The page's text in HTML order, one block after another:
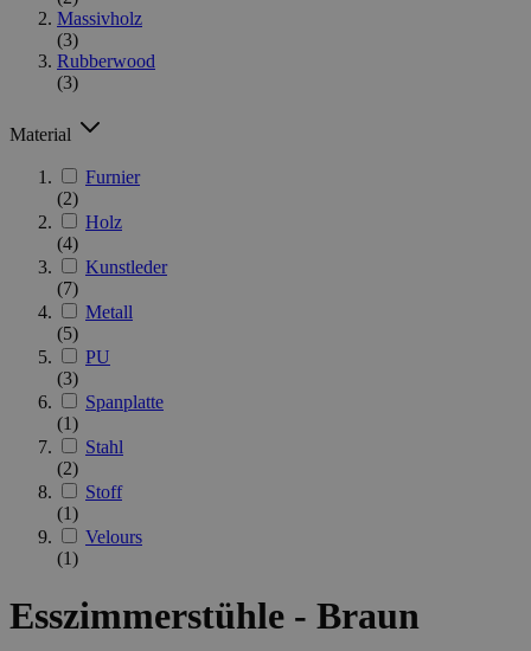
Massivholz
(3)
Rubberwood
(3)
Material
Furnier
(2)
Holz
(4)
Kunstleder
(7)
Metall
(5)
PU
(3)
Spanplatte
(1)
Stahl
(2)
Stoff
(1)
Velours
(1)
Esszimmerstühle - Braun